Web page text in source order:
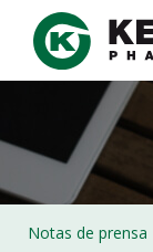
Pasar
contenido
Notas de prensa